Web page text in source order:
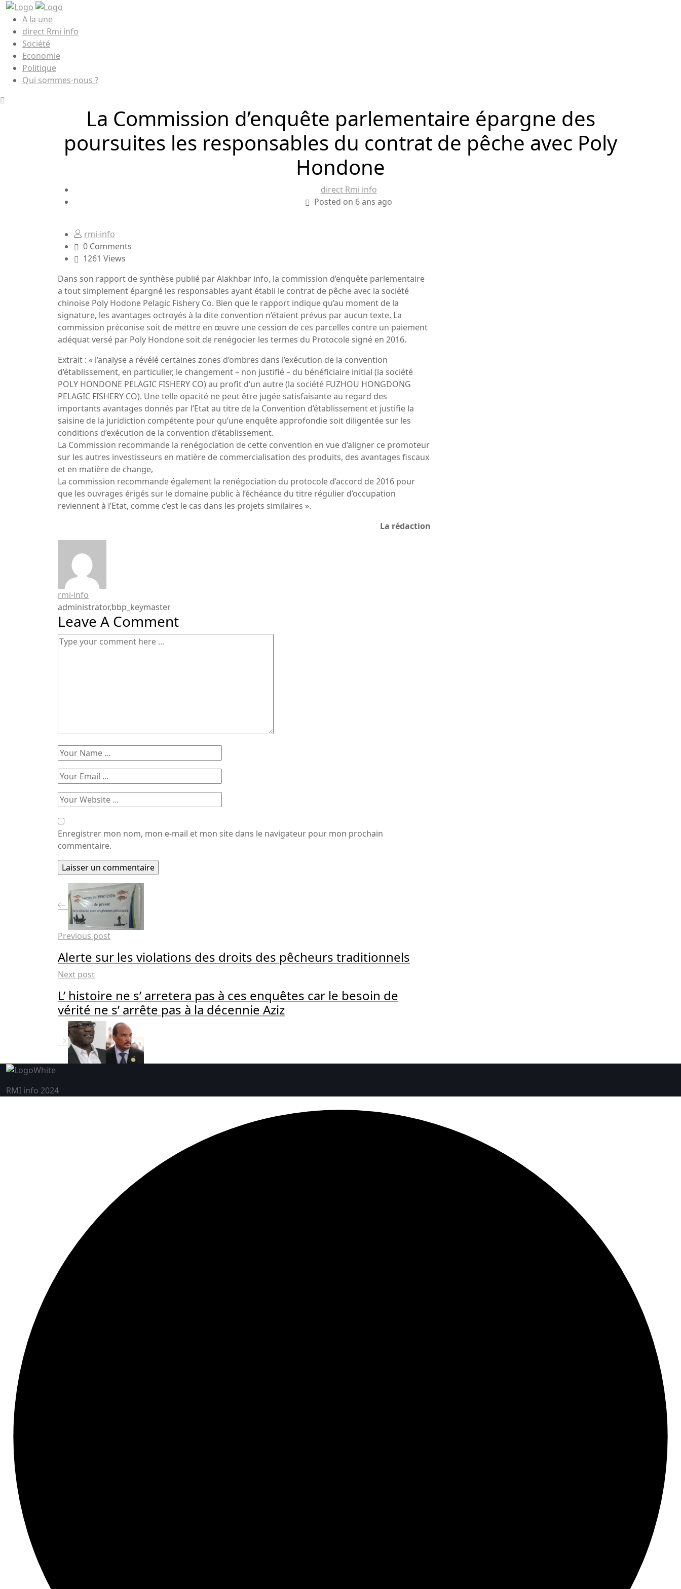
A la une
direct Rmi info
Société
Economie
Politique
Qui sommes-nous ?
La Commission d’enquête parlementaire épargne des
poursuites les responsables du contrat de pêche avec Poly
Hondone
direct Rmi info
Posted on 6 ans ago
rmi-info
0 Comments
1261 Views
Dans son rapport de synthèse publié par Alakhbar info, la commission d’enquête parlementaire
a tout simplement épargné les responsables ayant établi le contrat de pêche avec la société
chinoise Poly Hodone Pelagic Fishery Co. Bien que le rapport indique qu’au moment de la
signature, les avantages octroyés à la dite convention n’étaient prévus par aucun texte. La
commission préconise soit de mettre en œuvre une cession de ces parcelles contre un paiement
adéquat versé par Poly Hondone soit de renégocier les termes du Protocole signé en 2016.
Extrait : « l’analyse a révélé certaines zones d’ombres dans l’exécution de la convention
d’établissement, en particulier, le changement – non justifié – du bénéficiaire initial (la société
POLY HONDONE PELAGIC FISHERY CO) au profit d’un autre (la société FUZHOU HONGDONG
PELAGIC FISHERY CO). Une telle opacité ne peut être jugée satisfaisante au regard des
importants avantages donnés par l’Etat au titre de la Convention d’établissement et justifie la
saisine de la juridiction compétente pour qu’une enquête approfondie soit diligentée sur les
conditions d’exécution de la convention d’établissement.
La Commission recommande la renégociation de cette convention en vue d’aligner ce promoteur
sur les autres investisseurs en matière de commercialisation des produits, des avantages fiscaux
et en matière de change,
La commission recommande également la renégociation du protocole d’accord de 2016 pour
que les ouvrages érigés sur le domaine public à l’échéance du titre régulier d’occupation
reviennent à l’Etat, comme c’est le cas dans les projets similaires ».
La rédaction
rmi-info
administrator,bbp_keymaster
Leave A Comment
Enregistrer mon nom, mon e-mail et mon site dans le navigateur pour mon prochain
commentaire.
Previous post
Alerte sur les violations des droits des pêcheurs traditionnels
Next post
L’ histoire ne s’ arretera pas à ces enquêtes car le besoin de
vérité ne s’ arrête pas à la décennie Aziz
RMI info 2024